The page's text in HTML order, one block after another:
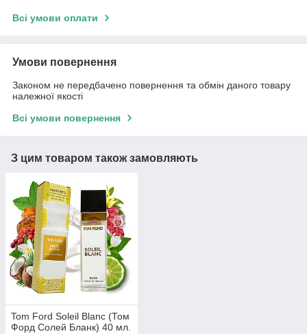
Всі умови оплати
Умови повернення
Законом не передбачено повернення та обмін даного товару
належної якості
Всі умови повернення
З цим товаром також замовляють
Tom Ford Soleil Blanc (Том
Форд Солей Бланк) 40 мл.